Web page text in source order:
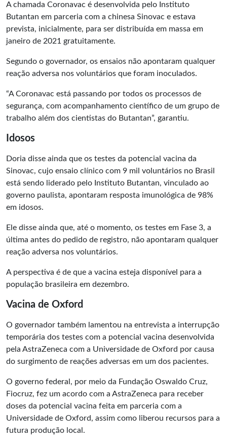
A chamada Coronavac é desenvolvida pelo Instituto
Butantan em parceria com a chinesa Sinovac e estava
prevista, inicialmente, para ser distribuída em massa em
janeiro de 2021 gratuitamente.
Segundo o governador, os ensaios não apontaram qualquer
reação adversa nos voluntários que foram inoculados.
“A Coronavac está passando por todos os processos de
segurança, com acompanhamento científico de um grupo de
trabalho além dos cientistas do Butantan”, garantiu.
Idosos
Doria disse ainda que os testes da potencial vacina da
Sinovac, cujo ensaio clínico com 9 mil voluntários no Brasil
está sendo liderado pelo Instituto Butantan, vinculado ao
governo paulista, apontaram resposta imunológica de 98%
em idosos.
Ele disse ainda que, até o momento, os testes em Fase 3, a
última antes do pedido de registro, não apontaram qualquer
reação adversa nos voluntários.
A perspectiva é de que a vacina esteja disponível para a
população brasileira em dezembro.
Vacina de Oxford
O governador também lamentou na entrevista a interrupção
temporária dos testes com a potencial vacina desenvolvida
pela AstraZeneca com a Universidade de Oxford por causa
do surgimento de reações adversas em um dos pacientes.
O governo federal, por meio da Fundação Oswaldo Cruz,
Fiocruz, fez um acordo com a AstraZeneca para receber
doses da potencial vacina feita em parceria com a
Universidade de Oxford, assim como liberou recursos para a
futura produção local.